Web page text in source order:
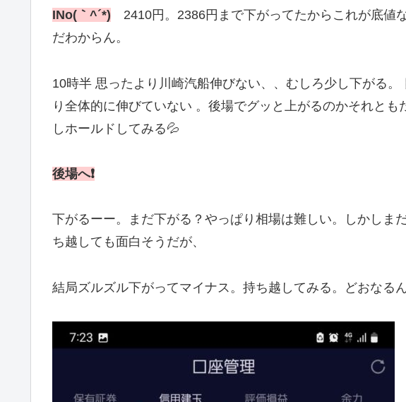
INo(｀^´*) 2410円。2386円まで下がってたからこれが底値
だわからん。
10時半 思ったより川崎汽船伸びない、、むしろ少し下がる
り全体的に伸びていない 。後場でグッと上がるのかそれと
しホールドしてみる💦
後場へ❗
下がるーー。まだ下がる？やっぱり相場は難しい。しかしま
ち越しても面白そうだが、
結局ズルズル下がってマイナス。持ち越してみる。どおなる